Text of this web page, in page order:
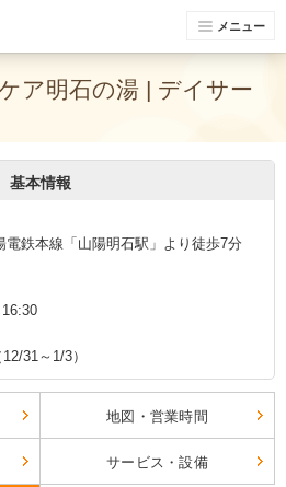
メニュー
ア明石の湯 | デイサー
基本情報
鉄本線「山陽明石駅」より徒歩7分
16:30
31～1/3）
地図・営業時間
サービス・設備